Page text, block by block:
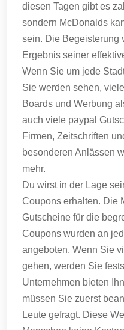
diesen Tagen gibt es
sondern McDonalds
sein. Die Begeisterung
Ergebnis seiner
Wenn Sie um jede
Sie werden sehen,
Boards und Werbung
auch viele paypal
Firmen, Zeitschriften
besonderen Anlässen
mehr.
Du wirst in der Lage
Coupons erhalten. Die
Gutscheine für die
Coupons wurden an
angeboten. Wenn Sie
gehen, werden Sie
Unternehmen bieten
müssen Sie zuerst
Leute gefragt. Diese